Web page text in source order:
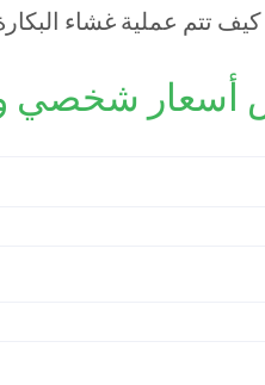
كيف تتم عملية غشاء
شخصي